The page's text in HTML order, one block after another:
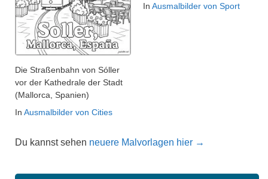
Die Straßenbahn von Sóller
vor der Kathedrale der Stadt
(Mallorca, Spanien)
In Ausmalbilder von Cities
In Ausmalbilder von Sport
Du kannst sehen neuere Malvorlagen hier →